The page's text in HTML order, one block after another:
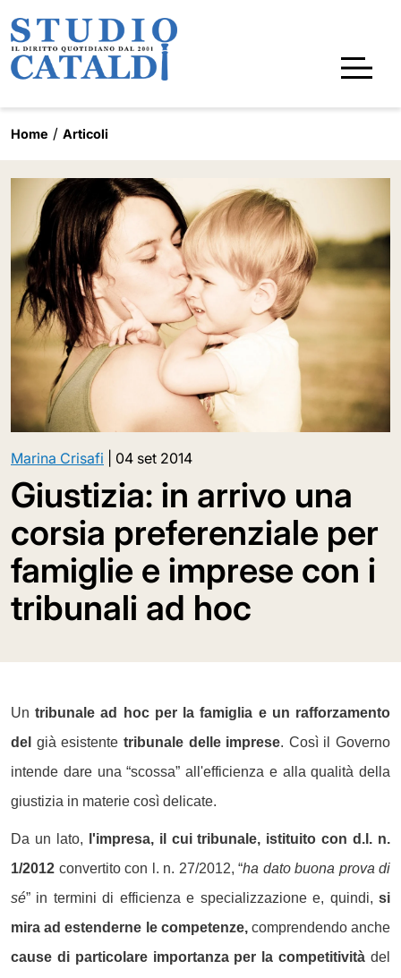
Home Articoli
Marina Crisafi 04 set 2014
Giustizia: in arrivo una
corsia preferenziale per
famiglie e imprese con i
tribunali ad hoc
Untribunale ad hoc per la famiglia e un rafforzamento
del già esistente tribunale delle imprese. Così il Governo
intende dare una “scossa” all'efficienza e alla qualità della
giustizia in materie così delicate.
Da un lato,
l'impresa, il cui tribunale, istituito con d.l. n.
1/2012 convertito con l. n. 27/2012, “ha dato buona prova di
sé” in termini di efficienza e specializzazione e, quindi, si
mira ad estenderne le competenze,comprendendo anche
cause di particolare importanza per la competitività del